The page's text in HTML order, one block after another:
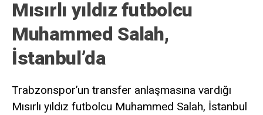
Mısırlı yıldız futbolcu
Muhammed Salah,
İstanbul’da
Trabzonspor’un transfer anlaşmasına vardığı
Mısırlı yıldız futbolcu Muhammed Salah, İstanbul